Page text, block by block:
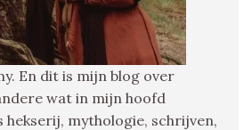
En dit is mijn blog over
wat in mijn hoofd
hekserij, mythologie, schrijven,